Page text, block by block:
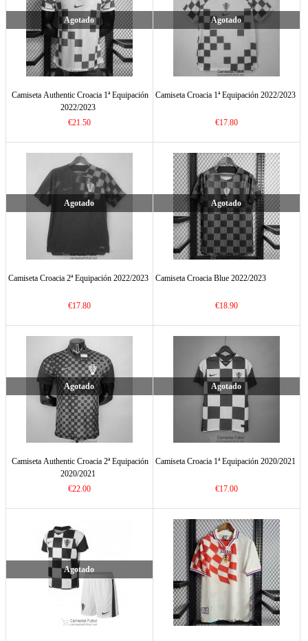
Agotado
Camiseta Authentic Croacia 1ª Equipación
2022/2023
€21.50
Agotado
Camiseta Croacia 1ª Equipación 2022/2023
€17.80
Agotado
Camiseta Croacia 2ª Equipación 2022/2023
€17.80
Agotado
Camiseta Croacia Blue 2022/2023
€18.90
Agotado
Camiseta Authentic Croacia 2ª Equipación
2020/2021
€22.00
Agotado
Camiseta Croacia 1ª Equipación 2020/2021
€17.00
Agotado